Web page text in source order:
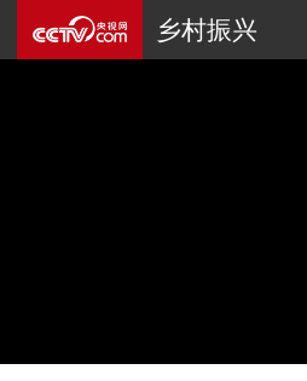
乡村振兴